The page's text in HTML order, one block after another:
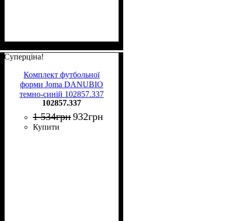
Суперціна!
Комплект футбольної
форми Joma DANUBIO
темно-синій 102857.337
102857.337
1 534грн932грн
Купити